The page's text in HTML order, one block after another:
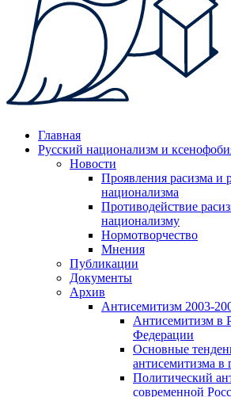
Главная
Русский национализм и
Новости
Проявления расизма и
национализма
Противодействие
национализму
Нормотворчество
Мнения
Публикации
Документы
Архив
Антисемитизм 2003-
Антисемитизм в
Федерации
Основные
антисемитизма в
Политический
современной